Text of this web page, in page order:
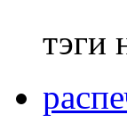
тэги